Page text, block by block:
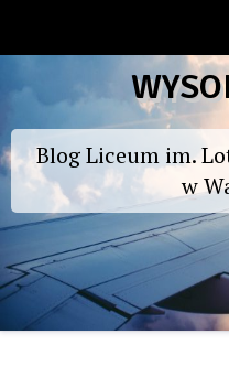
to
Blog Liceum im.
w